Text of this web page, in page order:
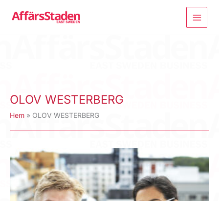
OLOV WESTERBERG
Hem OLOV WESTERBERG